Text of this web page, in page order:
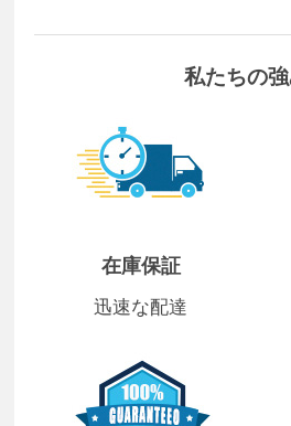
私たちの
在庫保証
迅速な配達